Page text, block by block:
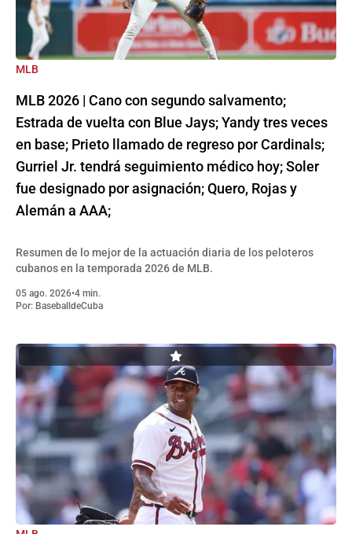
MLB
MLB 2026 | Cano con segundo salvamento;
Estrada de vuelta con Blue Jays; Yandy tres veces
en base; Prieto llamado de regreso por Cardinals;
Gurriel Jr. tendrá seguimiento médico hoy; Soler
fue designado por asignación; Quero, Rojas y
Alemán a AAA;
Resumen de lo mejor de la actuación diaria de los peloteros
cubanos en la temporada 2026 de MLB.
05 ago. 2026•4 min.
Por: BaseballdeCuba